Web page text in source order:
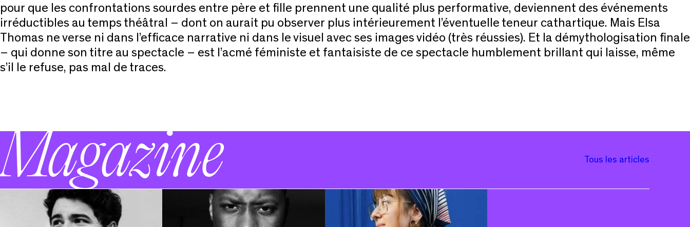
pour que les confrontations sourdes entre père et fille prennent une qualité plus performative, deviennent des événements
irréductibles au temps théâtral – dont on aurait pu observer plus intérieurement l’éventuelle teneur cathartique. Mais Elsa
Thomas ne verse ni dans l’efficace narrative ni dans le visuel avec ses images vidéo (très réussies). Et la démythologisation finale
– qui donne son titre au spectacle – est l’acmé féministe et fantaisiste de ce spectacle humblement brillant qui laisse, même
s’il le refuse, pas mal de traces.
Magazine Tous les articles